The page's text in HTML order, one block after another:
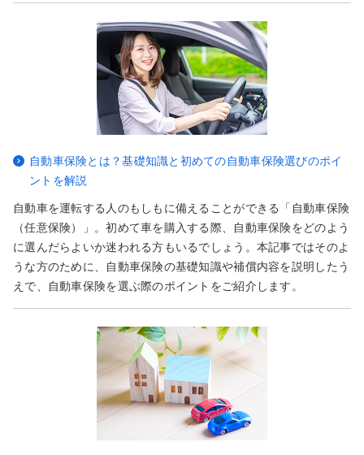
自動車保険とは？基礎知識と初めての自動車保険選びのポイ
ントを解説
自動車を運転する人のもしもに備えることができる「自動車保険
（任意保険）」。初めて車を購入する際、自動車保険をどのよう
に選んだらよいか迷われる方もいるでしょう。本記事ではそのよ
うな方のために、自動車保険の基礎知識や補償内容を説明したう
えで、自動車保険を選ぶ際のポイントをご紹介します。